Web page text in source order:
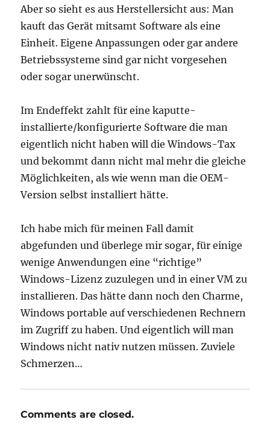
Aber so sieht es aus Herstellersicht aus: Man
kauft das Gerät mitsamt Software als eine
Einheit. Eigene Anpassungen oder gar andere
Betriebssysteme sind gar nicht vorgesehen
oder sogar unerwünscht.
Im Endeffekt zahlt für eine kaputte-
installierte/konfigurierte Software die man
eigentlich nicht haben will die Windows-Tax
und bekommt dann nicht mal mehr die gleiche
Möglichkeiten, als wie wenn man die OEM-
Version selbst installiert hätte.
Ich habe mich für meinen Fall damit
abgefunden und überlege mir sogar, für einige
wenige Anwendungen eine “richtige”
Windows-Lizenz zuzulegen und in einer VM zu
installieren. Das hätte dann noch den Charme,
Windows portable auf verschiedenen Rechnern
im Zugriff zu haben. Und eigentlich will man
Windows nicht nativ nutzen müssen. Zuviele
Schmerzen…
Comments are closed.